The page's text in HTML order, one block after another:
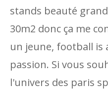
stands beauté
30m2 donc ça me
un jeune, football is
passion. Si vous
l'univers des paris